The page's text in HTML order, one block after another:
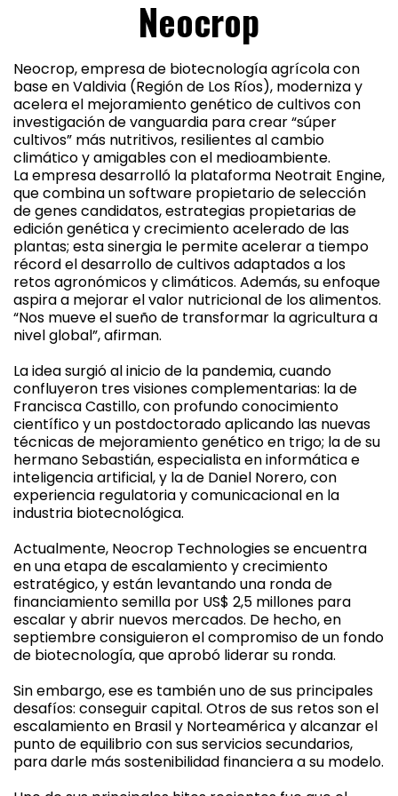
Neocrop
Neocrop, empresa de biotecnología agrícola con
base en Valdivia (Región de Los Ríos), moderniza y
acelera el mejoramiento genético de cultivos con
investigación de vanguardia para crear “súper
cultivos” más nutritivos, resilientes al cambio
climático y amigables con el medioambiente.
La empresa desarrolló la plataforma Neotrait Engine,
que combina un software propietario de selección
de genes candidatos, estrategias propietarias de
edición genética y crecimiento acelerado de las
plantas; esta sinergia le permite acelerar a tiempo
récord el desarrollo de cultivos adaptados a los
retos agronómicos y climáticos. Además, su enfoque
aspira a mejorar el valor nutricional de los alimentos.
“Nos mueve el sueño de transformar la agricultura a
nivel global”, afirman.
La idea surgió al inicio de la pandemia, cuando
confluyeron tres visiones complementarias: la de
Francisca Castillo, con profundo conocimiento
científico y un postdoctorado aplicando las nuevas
técnicas de mejoramiento genético en trigo; la de su
hermano Sebastián, especialista en informática e
inteligencia artificial, y la de Daniel Norero, con
experiencia regulatoria y comunicacional en la
industria biotecnológica.
Actualmente, Neocrop Technologies se encuentra
en una etapa de escalamiento y crecimiento
estratégico, y están levantando una ronda de
financiamiento semilla por US$ 2,5 millones para
escalar y abrir nuevos mercados. De hecho, en
septiembre consiguieron el compromiso de un fondo
de biotecnología, que aprobó liderar su ronda.
Sin embargo, ese es también uno de sus principales
desafíos: conseguir capital. Otros de sus retos son el
escalamiento en Brasil y Norteamérica y alcanzar el
punto de equilibrio con sus servicios secundarios,
para darle más sostenibilidad financiera a su modelo.